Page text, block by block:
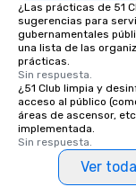
¿Las prácticas de 51
sugerencias para
gubernamentales
una lista de las
prácticas.
Sin respuesta.
¿51 Club limpia y
acceso al público
áreas de ascensor,
implementada.
Sin respuesta.
Ver